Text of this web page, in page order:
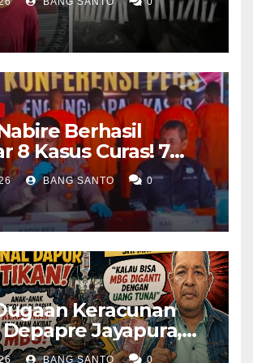
Berhasil
8 Kasus Curas! 7
62 Motor
Diamankan
BANG SANTO 0
Keracunan
Jayapura,
Minta
BANG SANTO 0